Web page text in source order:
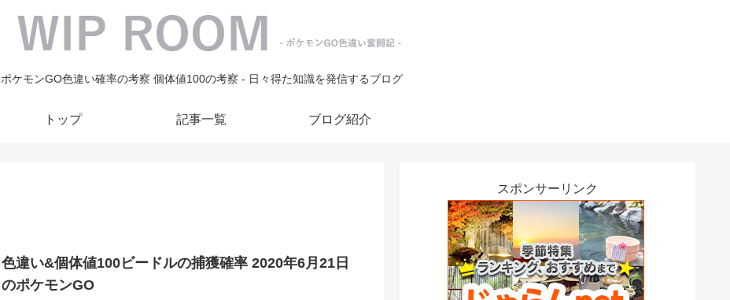
ポケモンGO色違い確率の考察 個体値100の考察 - 日々得た知識を発信するブログ
トップ 記事一覧 ブログ紹介
色違い&個体値100ビードルの捕獲確率 2020年6月21日
のポケモンGO
スポンサーリンク